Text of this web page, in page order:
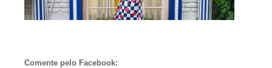
Comente pelo Facebook: